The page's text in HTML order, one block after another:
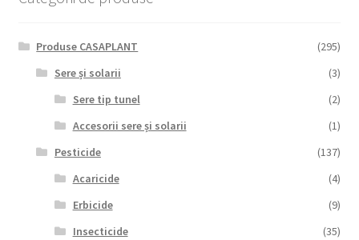
Produse CASAPLANT
(295)
Sere și solarii
(3)
Sere tip tunel
(2)
Accesorii sere și solarii
(1)
Pesticide
(137)
Acaricide
(4)
Erbicide
(9)
Insecticide
(35)